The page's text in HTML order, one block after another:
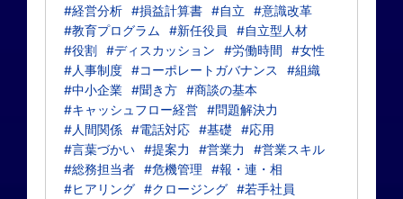
#経営分析 #損益計算書 #自立
#意識改革
#教育プログラム
#新任役員
#自立型人材
#役割 #ディスカッション #労働時間
#女性
#人事制度 #コーポレートガバナンス
#組織
#中小企業 #聞き方 #商談の基本
#キャッシュフロー経営 #問題解決力
#人間関係 #電話対応 #基礎
#応用
#言葉づかい #提案力 #営業力
#営業スキル
#総務担当者 #危機管理
#報・連・相
#ヒアリング #クロージング #若手社員